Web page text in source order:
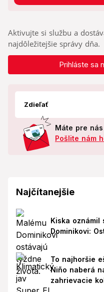
Aktivujte si službu a
najdôležitejšie správy dňa.
Prihláste sa
Zdieľať
Máte pre
Pošlite nám
Najčítanejšie
Kiska oznámil
Dominikovi:
To najhoršie
Niño naberá
zahrievacie